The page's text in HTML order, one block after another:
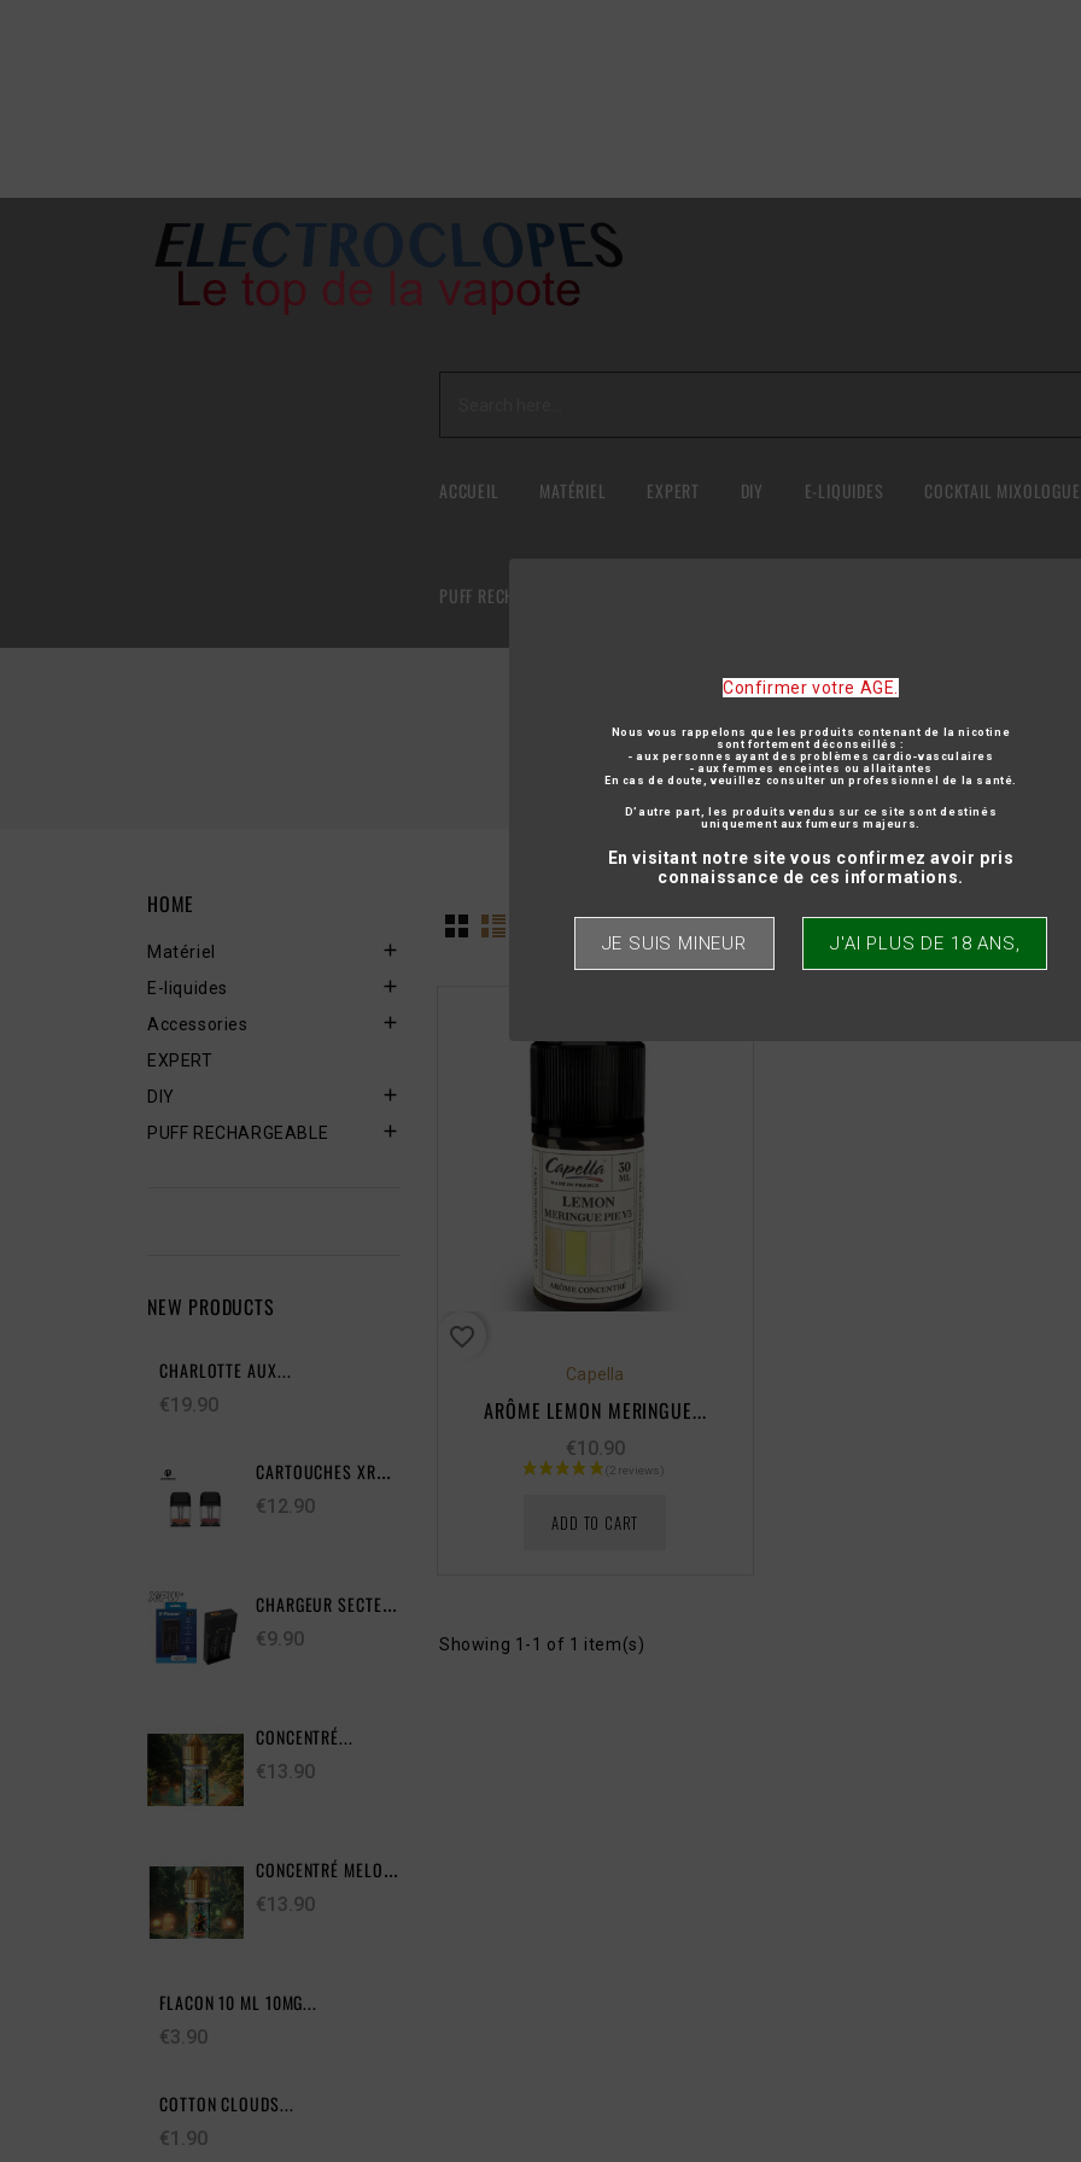
Confirmer votre AGE.
Nous vous rappelons que les produits contenant de la nicotine
sont fortement déconseillés :
- aux personnes ayant des problèmes cardio-vasculaires
- aux femmes enceintes ou allaitantes
En cas de doute, veuillez consulter un professionnel de la santé.
D’autre part, les produits vendus sur ce site sont destinés
uniquement aux fumeurs majeurs.
En visitant notre site vous confirmez avoir pris
connaissance de ces informations.
JE SUIS MINEUR J'AI PLUS DE 18 ANS,
ACCUEIL MATÉRIEL EXPERT DIY E-LIQUIDES COCKTAIL MIXOLOGUE
PUFF RECHARGEABLE
LIST OF PRODUCTS BY BRAND CAPELLA
Home Brands Capella
HOME
Matériel 
E-liquides 
Accessories 
EXPERT
DIY

PUFF RECHARGEABLE 
NEW PRODUCTS
CHARLOTTE AUX...
€19.90
CARTOUCHES XROS...
€12.90
CHARGEUR SECTEUR...
€9.90
CONCENTRÉ...
€13.90
CONCENTRÉ MELON...
€13.90
FLACON 10 ML 10MG...
€3.90
COTTON CLOUDS...
€1.90
favorite_border
Capella
ARÔME LEMON MERINGUE...
€10.90
ADD TO CART
Showing 1-1 of 1 item(s)